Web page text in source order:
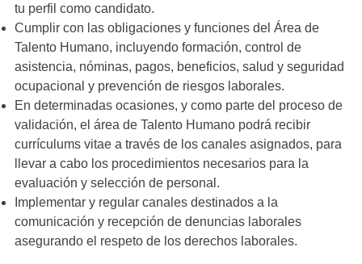
tu perfil como candidato.
Cumplir con las obligaciones y funciones del Área de
Talento Humano, incluyendo formación, control de
asistencia, nóminas, pagos, beneficios, salud y seguridad
ocupacional y prevención de riesgos laborales.
En determinadas ocasiones, y como parte del proceso de
validación, el área de Talento Humano podrá recibir
currículums vitae a través de los canales asignados, para
llevar a cabo los procedimientos necesarios para la
evaluación y selección de personal.
Implementar y regular canales destinados a la
comunicación y recepción de denuncias laborales
asegurando el respeto de los derechos laborales.